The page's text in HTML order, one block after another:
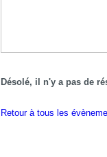
Désolé, il n'y a pas de
Retour à tous les